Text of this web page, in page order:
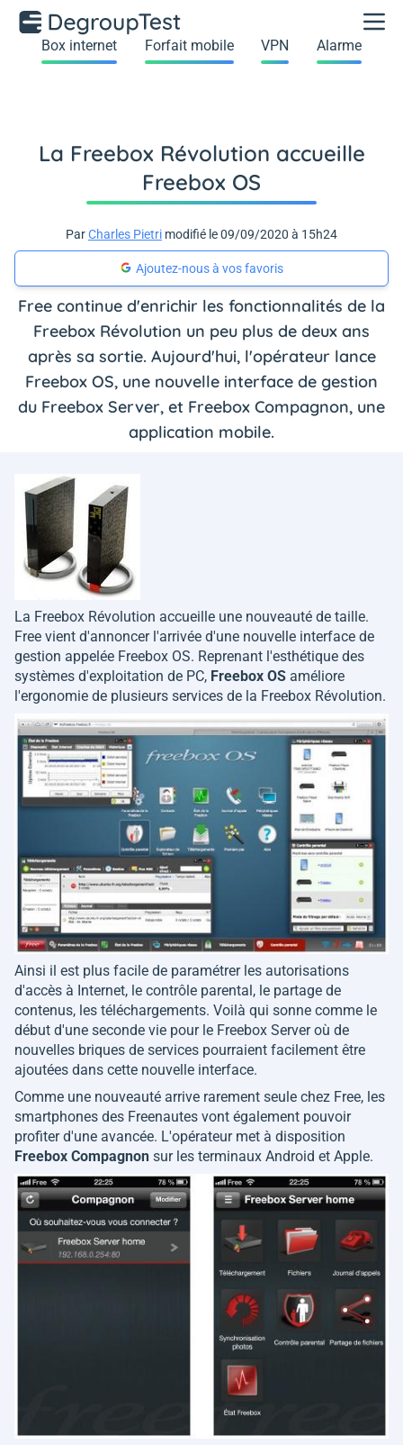
Box internet Forfait mobile VPN Alarme
La Freebox Révolution accueille
Freebox OS
ParCharles Pietri modifié le 09/09/2020 à 15h24
Ajoutez-nous à vos favoris
Free continue d'enrichir les fonctionnalités de la
Freebox Révolution un peu plus de deux ans
après sa sortie. Aujourd'hui, l'opérateur lance
Freebox OS, une nouvelle interface de gestion
du Freebox Server, et Freebox Compagnon, une
application mobile.
La Freebox Révolution accueille une nouveauté de taille.
Free vient d'annoncer l'arrivée d'une nouvelle interface de
gestion appelée Freebox OS. Reprenant l'esthétique des
systèmes d'exploitation de PC, Freebox OS améliore
l'ergonomie de plusieurs services de la Freebox Révolution.
Ainsi il est plus facile de paramétrer les autorisations
d'accès à Internet, le contrôle parental, le partage de
contenus, les téléchargements. Voilà qui sonne comme le
début d'une seconde vie pour le Freebox Server où de
nouvelles briques de services pourraient facilement être
ajoutées dans cette nouvelle interface.
Comme une nouveauté arrive rarement seule chez Free, les
smartphones des Freenautes vont également pouvoir
profiter d'une avancée. L'opérateur met à disposition
Freebox Compagnon sur les terminaux Android et Apple.